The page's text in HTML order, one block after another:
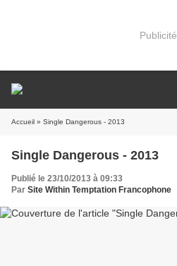
Publicité
Accueil » Single Dangerous - 2013
Single Dangerous - 2013
Publié le 23/10/2013 à 09:33
Par Site Within Temptation Francophone